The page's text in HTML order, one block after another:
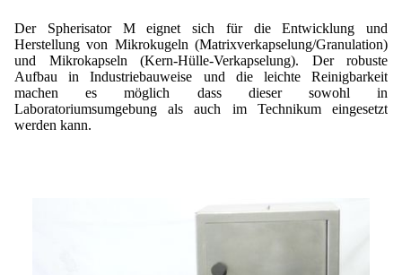
Der Spherisator M eignet sich für die Entwicklung und
Herstellung von Mikrokugeln (Matrixverkapselung/Granulation)
und Mikrokapseln (Kern-Hülle-Verkapselung). Der robuste
Aufbau in Industriebauweise und die leichte Reinigbarkeit
machen es möglich dass dieser sowohl in
Laboratoriumsumgebung als auch im Technikum eingesetzt
werden kann.